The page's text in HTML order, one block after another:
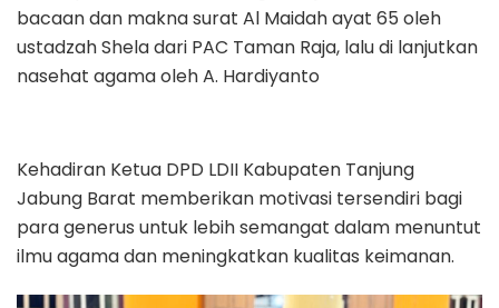
bacaan dan makna surat Al Maidah ayat 65 oleh
ustadzah Shela dari PAC Taman Raja, lalu di lanjutkan
nasehat agama oleh A. Hardiyanto
Kehadiran Ketua DPD LDII Kabupaten Tanjung
Jabung Barat memberikan motivasi tersendiri bagi
para generus untuk lebih semangat dalam menuntut
ilmu agama dan meningkatkan kualitas keimanan.